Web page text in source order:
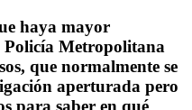
haya mayor
Metropolitana
que normalmente se
aperturada pero
para saber en qué